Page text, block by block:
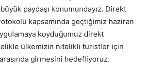
paydaşı konumundayız. Direkt
kapsamında geçtiğimiz haziran
koyduğumuz direkt
ülkemizin nitelikli turistler için
girmesini hedefliyoruz.